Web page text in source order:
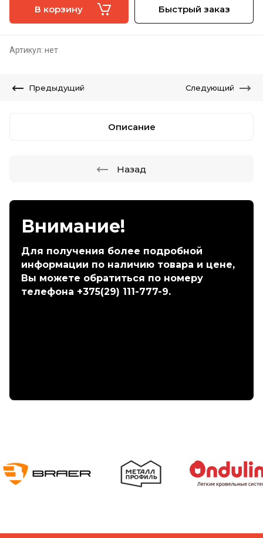
Внимание!
Для получения более подробной
информации по наличию товара и цене,
Вы можете обратиться по номеру
телефона +375(29) 111-777-9.
В корзину Быстрый заказ
Артикул: нет
Предыдущий Следующий
Описание
Назад